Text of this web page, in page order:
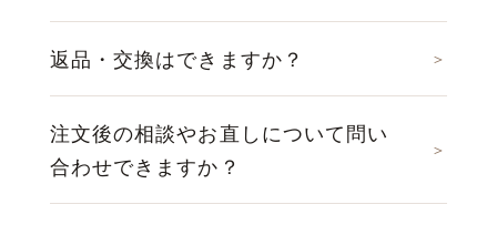
返品・交換はできますか？
注文後の相談やお直しについて問い
合わせできますか？